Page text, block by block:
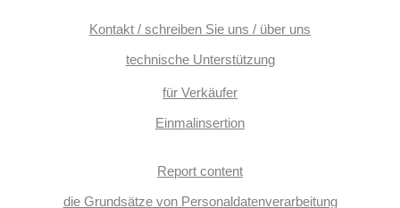
Kontakt / schreiben Sie uns / über uns
technische Unterstützung
für Verkäufer
Einmalinsertion
Report content
die Grundsätze von Personaldatenverarbeitung